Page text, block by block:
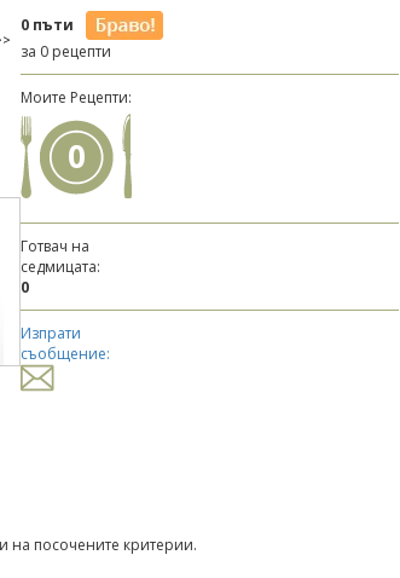
0 пъти
за 0 рецепти
Моите Рецепти:
0
Готвач на
седмицата:
0
Изпрати
съобщение:
на посочените критерии.